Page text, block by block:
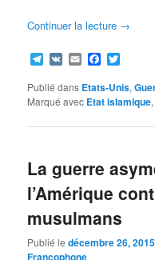
Continuer la lecture →
Telegram
VK EmailFacebook
Publié dans Etats-Unis,
Marqué avec Etat islamique
La guerre
l’Amérique
musulmans
Publié ledécembre 26, 2015
Francophone